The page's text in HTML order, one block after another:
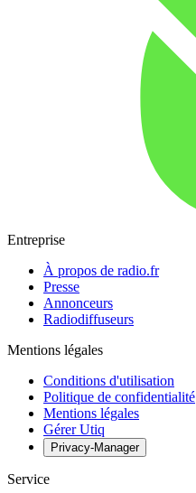
Entreprise
À propos de radio.fr
Presse
Annonceurs
Radiodiffuseurs
Mentions légales
Conditions d'utilisation
Politique de confidentialité
Mentions légales
Gérer Utiq
Privacy-Manager
Service